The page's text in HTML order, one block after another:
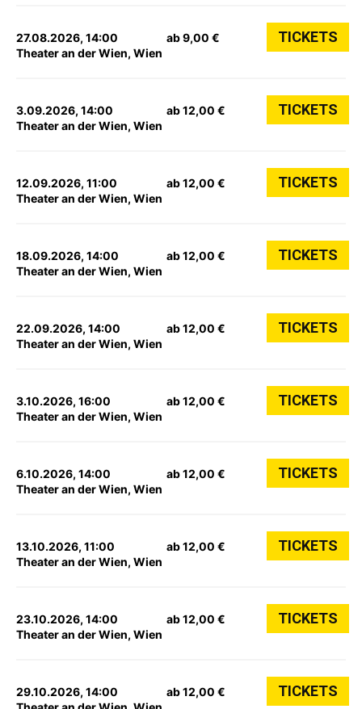
27.08.2026, 14:00
Theater an der Wien, Wien
ab 9,00 € TICKETS
3.09.2026, 14:00
Theater an der Wien, Wien
ab 12,00 € TICKETS
12.09.2026, 11:00
Theater an der Wien, Wien
ab 12,00 € TICKETS
18.09.2026, 14:00
Theater an der Wien, Wien
ab 12,00 € TICKETS
22.09.2026, 14:00
Theater an der Wien, Wien
ab 12,00 € TICKETS
3.10.2026, 16:00
Theater an der Wien, Wien
ab 12,00 € TICKETS
6.10.2026, 14:00
Theater an der Wien, Wien
ab 12,00 € TICKETS
13.10.2026, 11:00
Theater an der Wien, Wien
ab 12,00 € TICKETS
23.10.2026, 14:00
Theater an der Wien, Wien
ab 12,00 € TICKETS
29.10.2026, 14:00
ab 12,00 € TICKETS